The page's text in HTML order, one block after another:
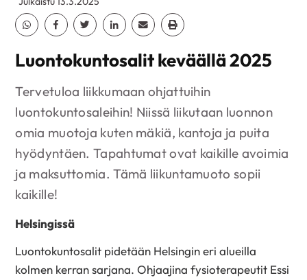
Jaa Whatsapp
Jaa Facebook
Jaa TwitterJaa Linkedin
Jaa EmailJaa Print
Luontokuntosalit keväällä 2025
Tervetuloa liikkumaan ohjattuihin
luontokuntosaleihin! Niissä liikutaan luonnon
omia muotoja kuten mäkiä, kantoja ja puita
hyödyntäen. Tapahtumat ovat kaikille avoimia
ja maksuttomia. Tämä liikuntamuoto sopii
kaikille!
Helsingissä
Luontokuntosalit pidetään Helsingin eri alueilla
kolmen kerran sarjana. Ohjaajina fysioterapeutit Essi